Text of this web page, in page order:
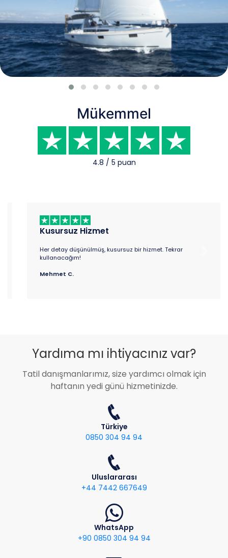
Mükemmel
4.8 / 5 puan
Kusursuz Hizmet
Her detay düşünülmüş, kusursuz bir hizmet. Tekrar
kullanacağım!
Mehmet C.
Previous
Yardıma mı ihtiyacınız var?
Tatil danışmanlarımız, size yardımcı olmak için
haftanın yedi günü hizmetinizde.
Türkiye
0850 304 94 94
Uluslararası
+44 7442 667649
WhatsApp
+90 0850 304 94 94